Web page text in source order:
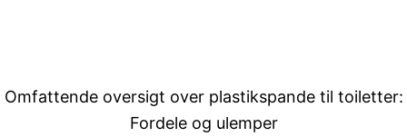
Omfattende oversigt over plastikspande til toiletter:
Fordele og ulemper